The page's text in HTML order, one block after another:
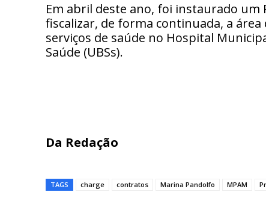
Em abril deste ano, foi instaurado
fiscalizar, de forma continuada, a
serviços de saúde no Hospital
Saúde (UBSs).
Da Redação
TAGS charge contratos Marina Pandolfo MPAM